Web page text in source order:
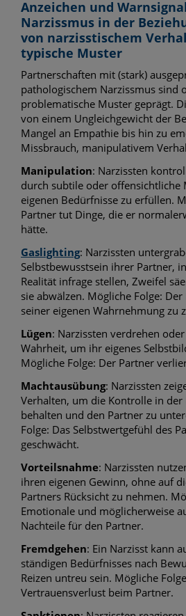
Anzeichen und
Narzissmus in der
von narzisstischem
typische Muster
Partnerschaften mit (stark)
pathologischem Narzissmus sind
problematische Muster geprägt.
von einem Ungleichgewicht der
Mangel an Empathie bis hin zu
Missbrauch, manipulativem
Manipulation: Narzissten
durch subtile oder
eigenen Bedürfnisse zu erfüllen.
Partner tut Dinge, die er
hätte.
Gaslighting: Narzissten
Selbstbewusstsein ihrer Partner,
Realität infrage stellen, Zweifel
sie abwälzen. Mögliche Folge:
seiner eigenen Wahrnehmung zu
Lügen: Narzissten verdrehen
Wahrheit, um ihr eigenes
Mögliche Folge: Der Partner
Machtausübung: Narzissten
Verhalten, um die Kontrolle in der
behalten und den Partner zu
Folge: Das Selbstwertgefühl des
geschwächt.
Vorteilsnahme: Narzissten
ihren eigenen Gewinn, ohne auf
Partners Rücksicht zu nehmen.
Emotionale und möglicherweise
Nachteile für den Partner.
Fremdgehen: Ein Narzisst kann
ständigen Bedürfnisses nach
Reizen untreu sein. Mögliche
Vertrauensverlust beim Partner.